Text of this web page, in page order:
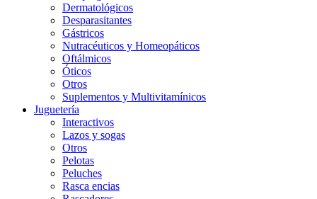
Dermatológicos
Desparasitantes
Gástricos
Nutracéuticos y Homeopáticos
Oftálmicos
Óticos
Otros
Suplementos y Multivitamínicos
Juguetería
Interactivos
Lazos y sogas
Otros
Pelotas
Peluches
Rasca encias